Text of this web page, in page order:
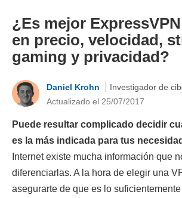
¿Es mejor
en precio, velocidad,
gaming y privacidad?
Daniel Krohn
Investigador de
Actualizado el 25/07/2017
Puede resultar complicado decidir
es la más indicada para tus
Internet existe mucha información que
diferenciarlas. A la hora de elegir una
asegurarte de que es lo